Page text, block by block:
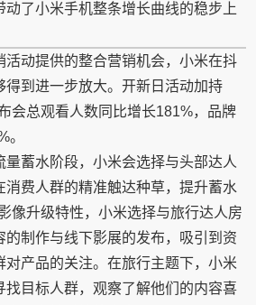
了小米手机整条增长曲线的稳步上
活动提供的整合营销机会，小米在抖
得到进一步放大。开新日活动加持
会总观看人数同比增长181%，品牌
。
量蓄水阶段，小米会选择与头部达人
消费人群的精准触达种草，提升蓄水
像升级特性，小米选择与旅行达人房
的制作与线下影展的发布，吸引到资
对产品的关注。在旅行主题下，小米
找目标人群，观察了解他们的内容喜